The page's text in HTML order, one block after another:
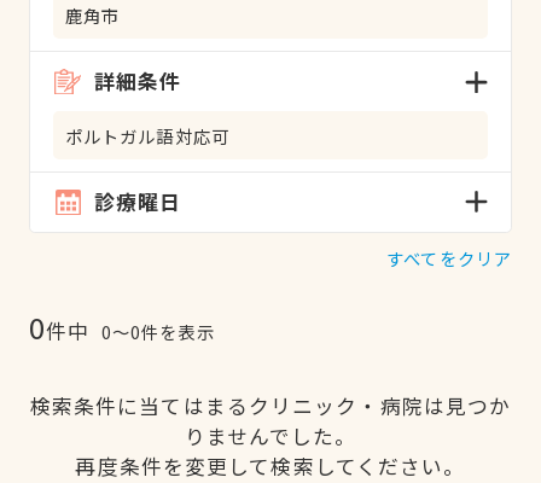
鹿角市
詳細条件
ポルトガル語対応可
診療曜日
すべてをクリア
0件中 0〜0件を表示
検索条件に当てはまるクリニック・病院は見つか
りませんでした。
再度条件を変更して検索してください。